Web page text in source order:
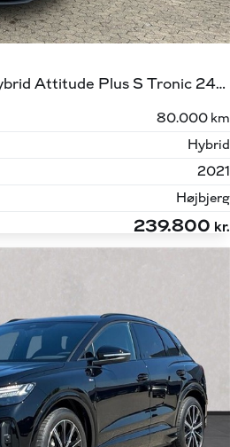
1,4 45 TFSI e Plugin-hybrid Attitude Plus S Tronic 245HK 5d 6g Aut.
80.000 km
Hybrid
2021
Højbjerg
239.800 kr.